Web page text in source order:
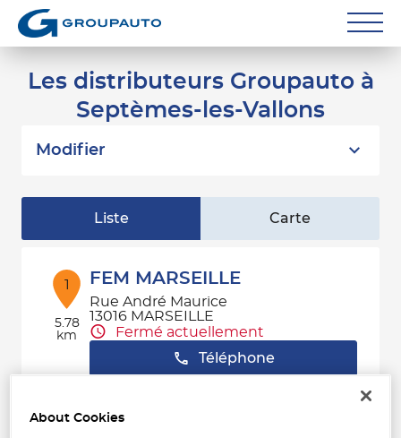
Carrossiers
Particuliers
Contact
Les distributeurs Groupauto à
Septèmes-les-Vallons
Modifier
Liste Carte
1
5.78
km
FEM MARSEILLE
Rue André Maurice
13016 MARSEILLE
Fermé actuellement
Téléphone
About Cookies